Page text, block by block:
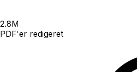
2.8M
PDF'er redigeret